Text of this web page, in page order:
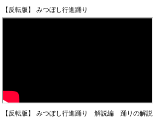
【反転版】 みつぼし行進踊り
【反転版】 みつぼし行進踊り 解説編 踊りの解説